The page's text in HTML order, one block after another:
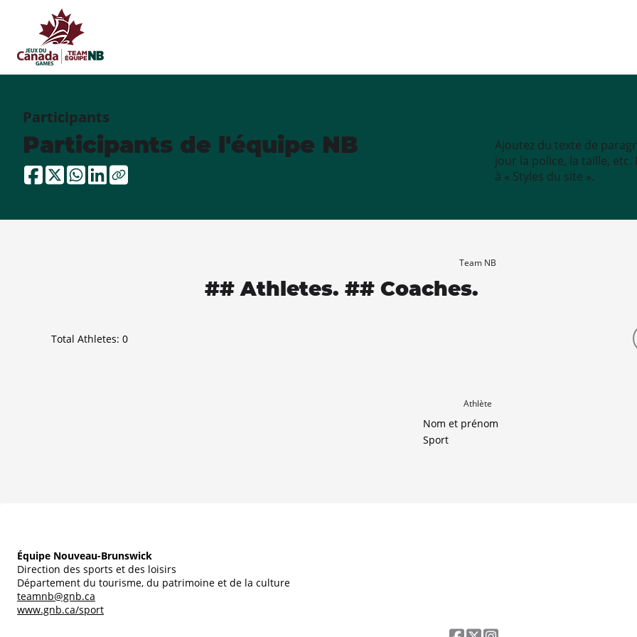
Participants
Participants de l'équipe NB
Ajoutez du texte de
jour la police, la taille,
à « Styles du site ».
Team NB
## Athletes. ## Coaches.
Total Athletes: 0
Athlète
Nom et prénom
Sport
Équipe Nouveau-Brunswick
Direction des sports et des loisirs
Département du tourisme, du patrimoine et de la culture
teamnb@gnb.ca
www.gnb.ca/sport